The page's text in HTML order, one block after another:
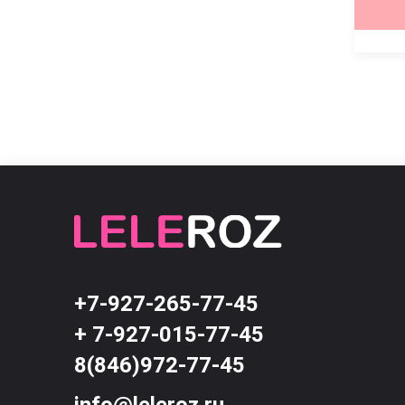
+7-927-265-77-45
+ 7-927-015-77-45
8(846)972-77-45